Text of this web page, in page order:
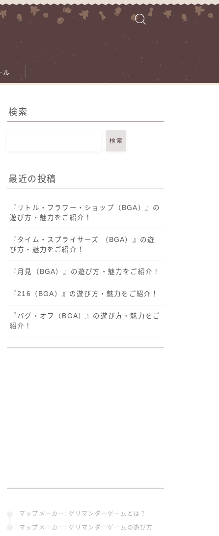
ル
検索
検索
最近の投稿
『リトル・フラワー・ショップ（BGA）』の
遊び方・魅力をご紹介！
『タイム・スプライサーズ （BGA）』の遊
び方・魅力をご紹介！
『月見（BGA）』の遊び方・魅力をご紹介！
『216（BGA）』の遊び方・魅力をご紹介！
『バグ・オフ（BGA）』の遊び方・魅力をご
紹介！
マップメーカー: ゲリマンダーゲームとは？
マップメーカー: ゲリマンダーゲームの遊び方